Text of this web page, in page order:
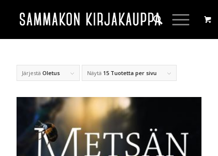
Järjestä Oletus Näytä 15 Tuotetta per sivu